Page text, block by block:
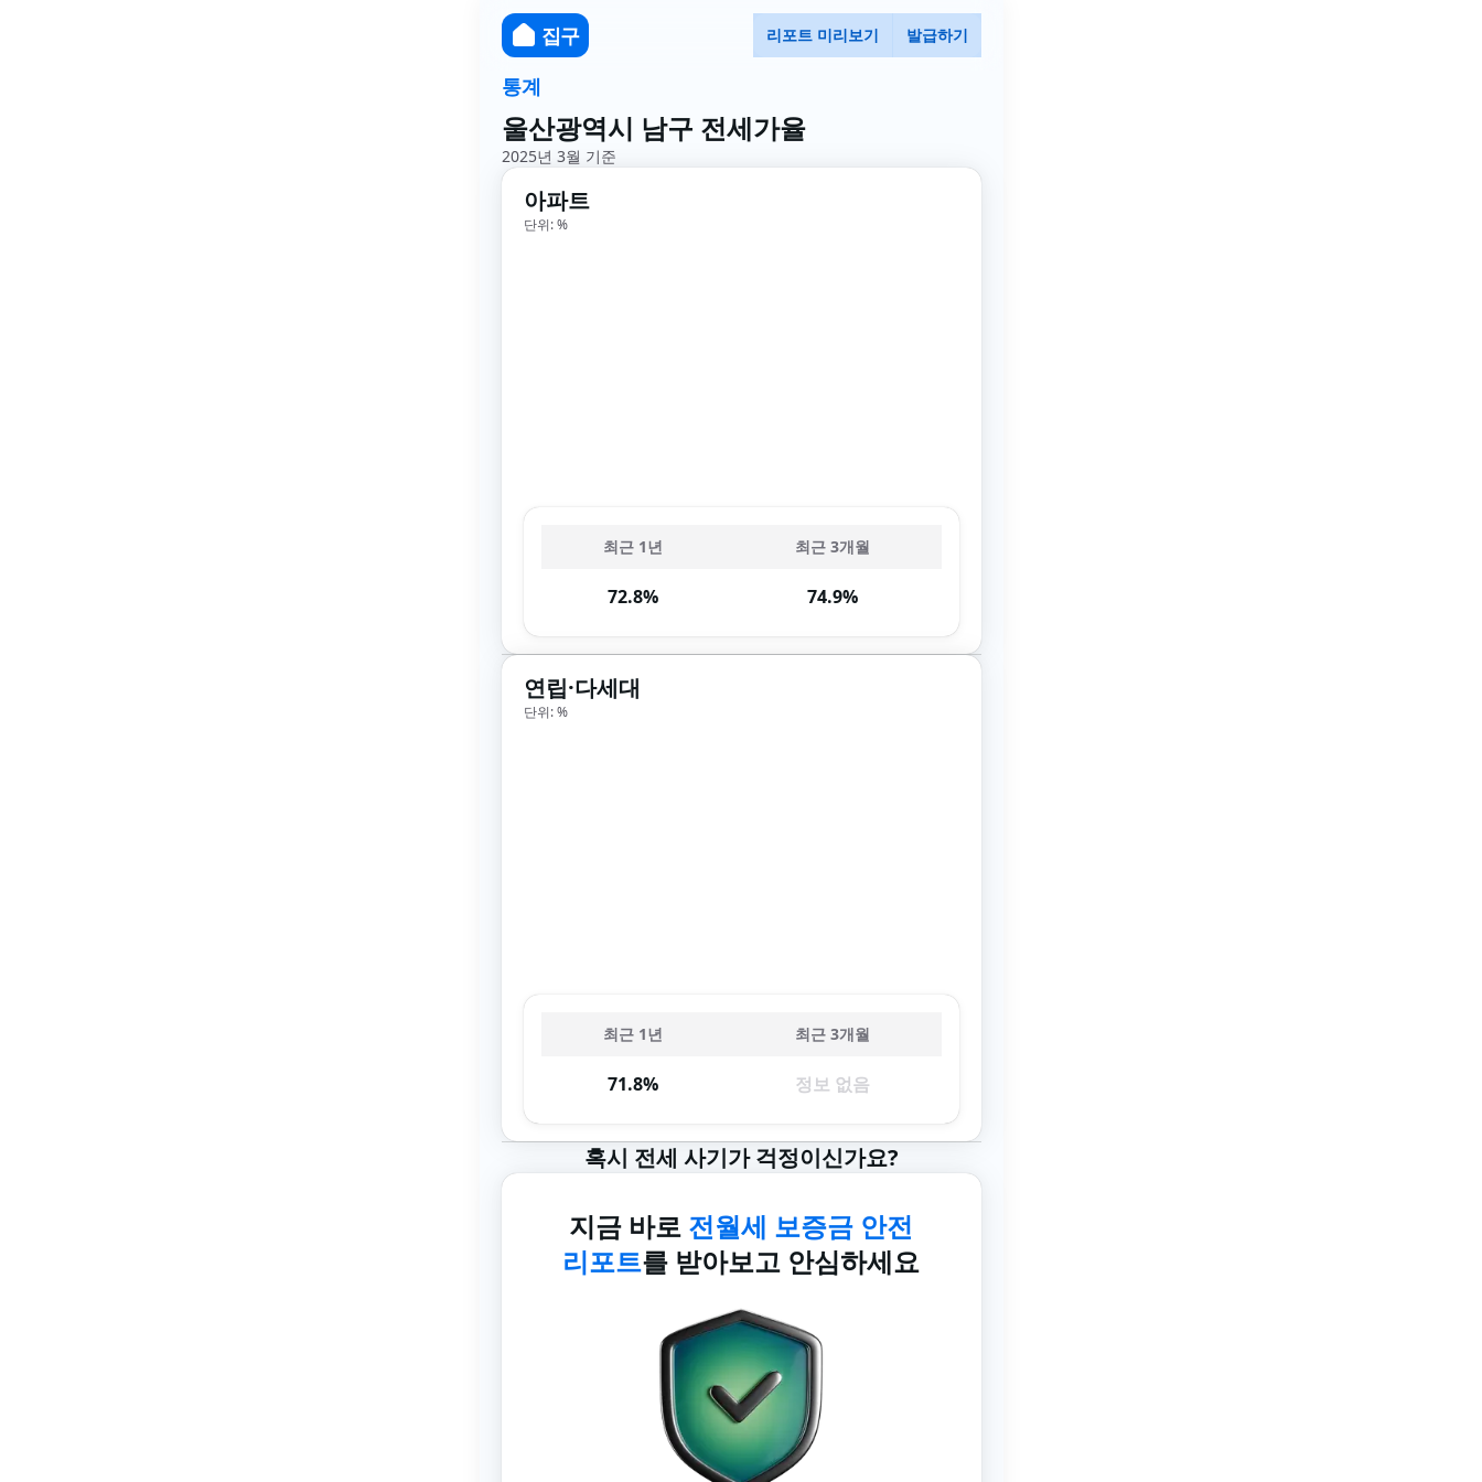
집구 리포트 미리보기 발급하기
통계
울산광역시 남구 전세가율
2025년 3월 기준
아파트
단위: %
최근 1년 최근 3개월
72.8% 74.9%
연립·다세대
단위: %
최근 1년 최근 3개월
71.8% 정보 없음
혹시 전세 사기가 걱정이신가요?
지금 바로 전월세 보증금 안전
리포트를 받아보고 안심하세요